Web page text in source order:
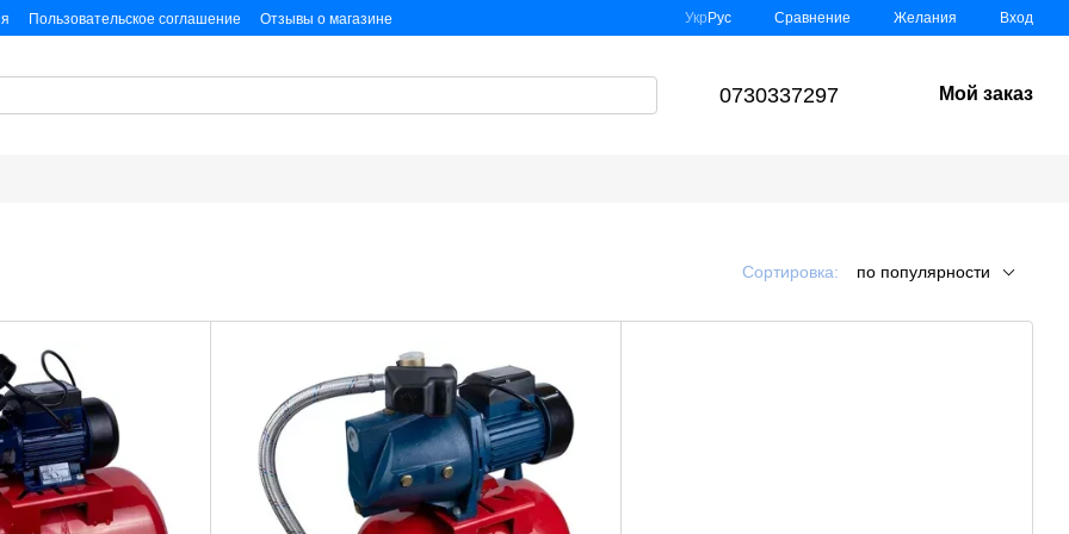
Пользовательское соглашение
Отзывы о магазине
Укр Рус Сравнение Желания Вход
0730337297 Мой заказ
Сортировка: по популярности